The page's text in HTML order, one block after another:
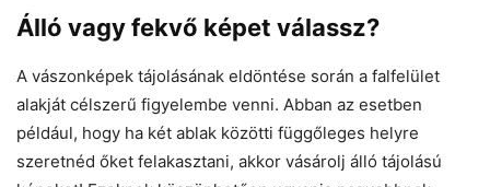
Álló vagy fekvő képet válassz?
A vászonképek tájolásának eldöntése során a falfelület
alakját célszerű figyelembe venni. Abban az esetben
például, hogy ha két ablak közötti függőleges helyre
szeretnéd őket felakasztani, akkor vásárolj álló tájolású